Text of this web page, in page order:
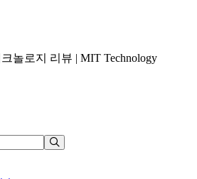
놀로지 리뷰 | MIT Technology